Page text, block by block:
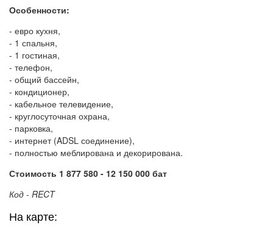
Особенности:
- евро кухня,
- 1 спальня,
- 1 гостиная,
- телефон,
- общий бассейн,
- кондиционер,
- кабельное телевидение,
- круглосуточная охрана,
- парковка,
- интернет (ADSL соединение),
- полностью меблирована и декорирована.
Стоимость 1 877 580 - 12 150 000 бат
Код - RECT
На карте: